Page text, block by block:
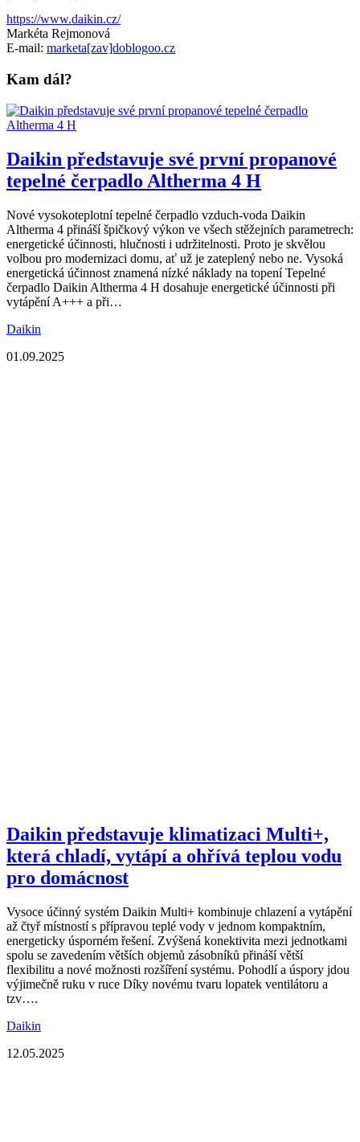
https://www.daikin.cz/
Markéta Rejmonová
E-mail: marketa[zav]doblogoo.cz
Kam dál?
Daikin představuje své první propanové
tepelné čerpadlo Altherma 4 H
Nové vysokoteplotní tepelné čerpadlo vzduch-voda Daikin
Altherma 4 přináší špičkový výkon ve všech stěžejních parametrech:
energetické účinnosti, hlučnosti i udržitelnosti. Proto je skvělou
volbou pro modernizaci domu, ať už je zateplený nebo ne. Vysoká
energetická účinnost znamená nízké náklady na topení Tepelné
čerpadlo Daikin Altherma 4 H dosahuje energetické účinnosti při
vytápění A+++ a při…
Daikin
01.09.2025
Daikin představuje klimatizaci Multi+,
která chladí, vytápí a ohřívá teplou vodu
pro domácnost
Vysoce účinný systém Daikin Multi+ kombinuje chlazení a vytápění
až čtyř místností s přípravou teplé vody v jednom kompaktním,
energeticky úsporném řešení. Zvýšená konektivita mezi jednotkami
spolu se zavedením větších objemů zásobníků přináší větší
flexibilitu a nové možnosti rozšíření systému. Pohodlí a úspory jdou
výjimečně ruku v ruce Díky novému tvaru lopatek ventilátoru a
tzv….
Daikin
12.05.2025